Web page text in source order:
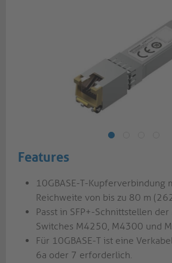
Features
10GBASE-T-Kupferverbindung
Reichweite von bis zu 80 m
Passt in SFP+-Schnittstellen der
Switches M4250, M4300 und
Für 10GBASE-T ist eine
6a oder 7 erforderlich.